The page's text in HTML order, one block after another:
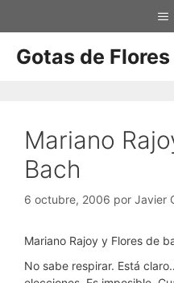
Gotas de Flores
Mariano
Bach
6 octubre, 2006 por Javier
Mariano Rajoy y Flores de
No sabe respirar. Está